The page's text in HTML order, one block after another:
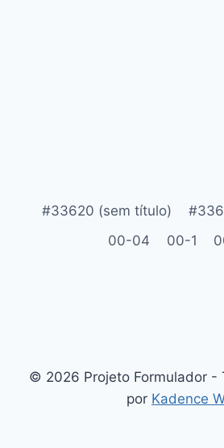
#33620 (sem título)
00-04
00-1
© 2026 Projeto Formulador -
por Kadence